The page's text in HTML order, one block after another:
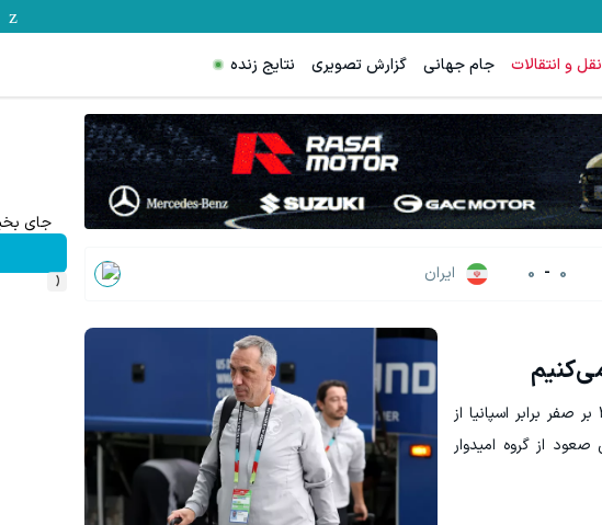
نقل و انتقالات جام جهانی گزارش تصویری نتایج زنده
0
-
0 ایران
جورجیوس دونیس، سرمربی تیم ملی عربستان، پس از شکست ۴ بر صفر برابر اسپانیا از
از گروه امیدوار
توی حمومت خالیه!45%تخفیف به هر اندازه ای که میخوای میتونی نقره بخری از سرمایه ات
به
‹